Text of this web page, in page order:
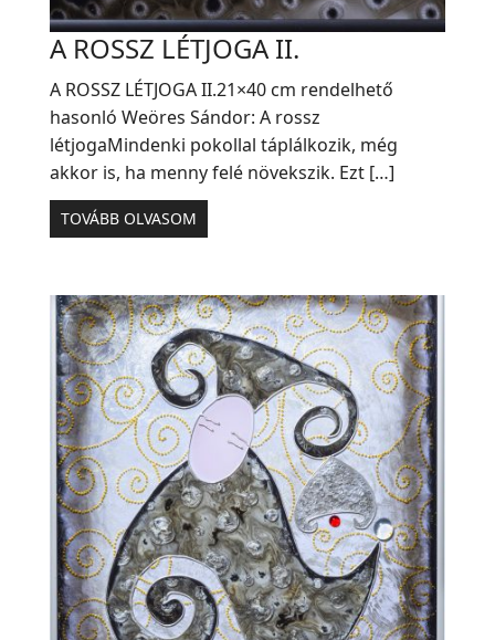
A ROSSZ LÉTJOGA II.
A ROSSZ LÉTJOGA II.21×40 cm rendelhető
hasonló Weöres Sándor: A rossz
létjogaMindenki pokollal táplálkozik, még
akkor is, ha menny felé növekszik. Ezt […]
TOVÁBB OLVASOM